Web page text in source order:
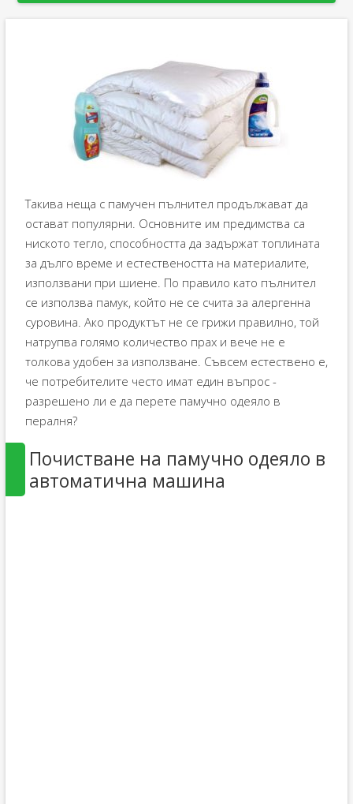
Такива неща с памучен пълнител продължават да
остават популярни. Основните им предимства са
ниското тегло, способността да задържат топлината
за дълго време и естествеността на материалите,
използвани при шиене. По правило като пълнител
се използва памук, който не се счита за алергенна
суровина. Ако продуктът не се грижи правилно, той
натрупва голямо количество прах и вече не е
толкова удобен за използване. Съвсем естествено е,
че потребителите често имат един въпрос -
разрешено ли е да перете памучно одеяло в
пералня?
Почистване на памучно одеяло в
автоматична машина